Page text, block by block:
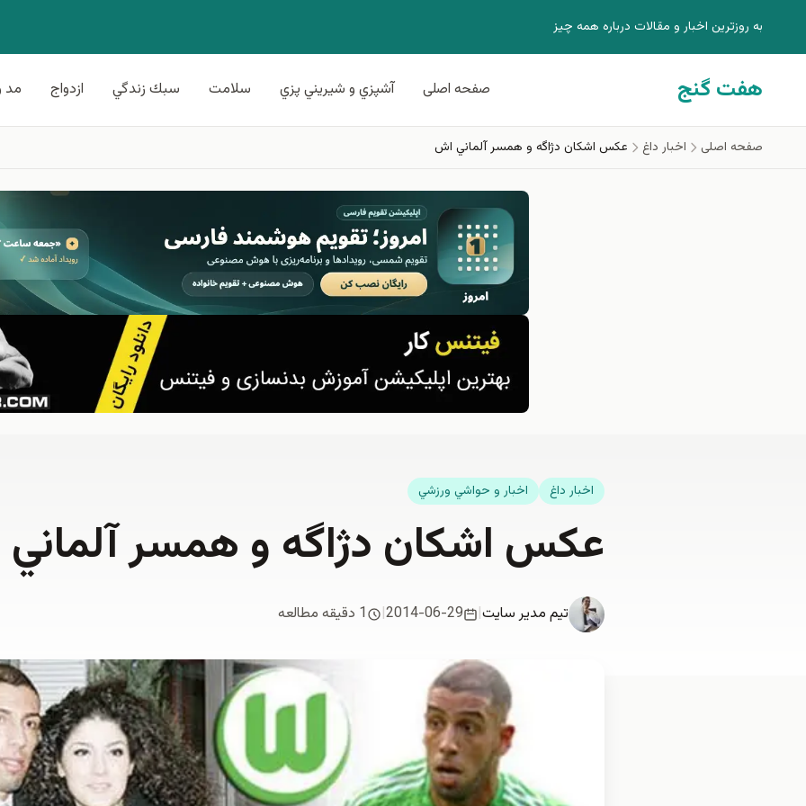
به روزترين اخبار و مقالات درباره همه چيز
هفت گنج صفحه اصلی آشپزي و شيريني پزي سلامت سبك زندگي ازدواج مد
صفحه اصلی اخبار داغ عكس اشكان دژاگه و همسر آلماني اش
اخبار داغ اخبار و حواشي ورزشي
عكس اشكان دژاگه و همسر
تیم مدیر سایت|
2014-06-29
| 1 دقیقه مطالعه